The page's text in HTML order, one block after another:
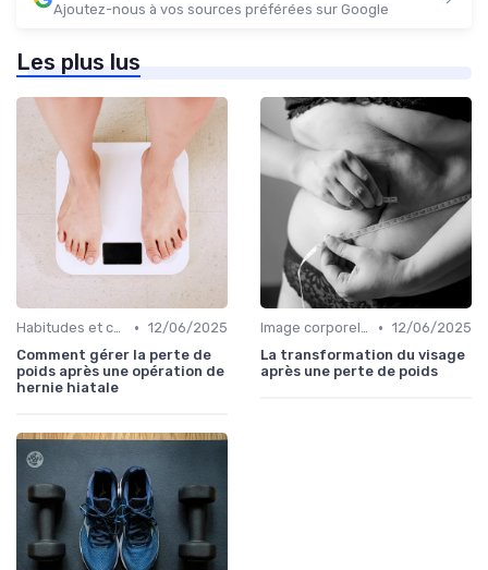
Ajoutez-nous à vos sources préférées sur Google
Les plus lus
Habitudes et changements de style de vie • 12/06/2025
Comment gérer la perte de
poids après une opération de
hernie hiatale
Image corporelle et estime de soi • 12/06/2025
La transformation du visage
après une perte de poids